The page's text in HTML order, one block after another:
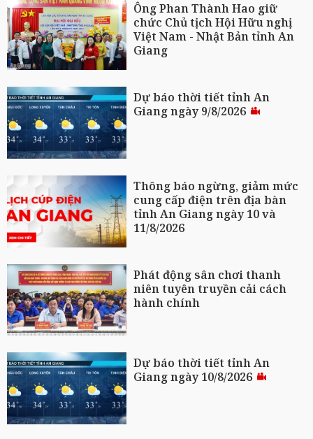
Ông Phan Thành Hao giữ
chức Chủ tịch Hội Hữu nghị
Việt Nam - Nhật Bản tỉnh An
Giang
Dự báo thời tiết tỉnh An
Giang ngày 9/8/2026
Thông báo ngừng, giảm mức
cung cấp điện trên địa bàn
tỉnh An Giang ngày 10 và
11/8/2026
Phát động sân chơi thanh
niên tuyên truyền cải cách
hành chính
Dự báo thời tiết tỉnh An
Giang ngày 10/8/2026